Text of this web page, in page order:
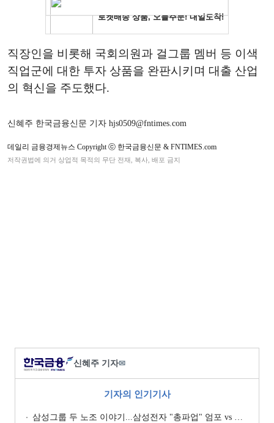
직장인을 비롯해 국회의원과 걸그룹 멤버 등 이색
직업군에 대한 투자 상품을 완판시키며 대출 산업
의 혁신을 주도했다.
신혜주 한국금융신문 기자 hjs0509@fntimes.com
데일리 금융경제뉴스 Copyright ⓒ 한국금융신문 & FNTIMES.com
저작권법에 의거 상업적 목적의 무단 전재, 복사, 배포 금지
신혜주 기자✉
기자의 인기기사
삼성그룹 두 노조 이야기...삼성전자 "총파업" 엄포 vs 삼성重 '노사 원팀' 자처